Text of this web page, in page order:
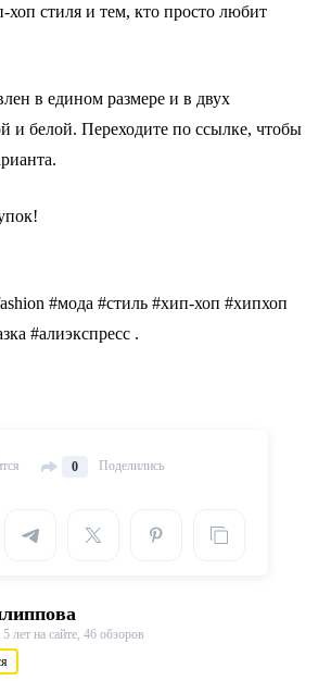
стиля и тем, кто просто любит
в едином размере и в двух
и белой. Переходите по ссылке, чтобы
#мода #стиль #хип-хоп #хипхоп
#алиэкспресс .
0 Поделились
5 лет на сайте, 46 обзоров